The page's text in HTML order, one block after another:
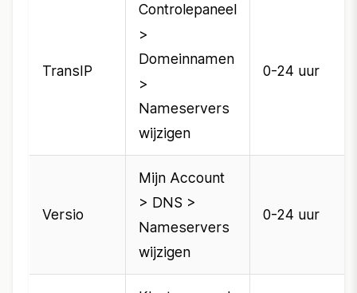
TransIP
Controlepaneel
>
Domeinnamen
>
Nameservers
wijzigen
0-24 uur
Versio
Mijn Account
> DNS >
Nameservers
wijzigen
0-24 uur